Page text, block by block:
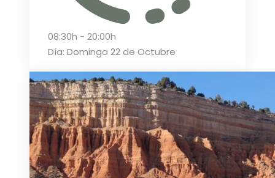
08:30h - 20:00h
Día: Domingo 22 de Octubre